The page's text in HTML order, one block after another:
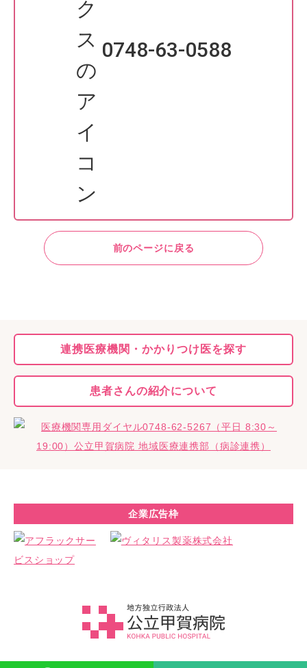
0748-63-0588
前のページに戻る
連携医療機関・かかりつけ医を探す
患者さんの紹介について
企業広告枠